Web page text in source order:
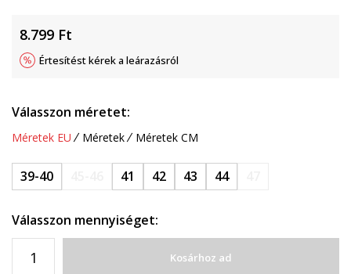
8.799 Ft
Értesítést kérek a leárazásról
Válasszon méretet:
Méretek EU Méretek Méretek CM
39-40 41 42 43 44
Válasszon mennyiséget:
Kosárhoz ad